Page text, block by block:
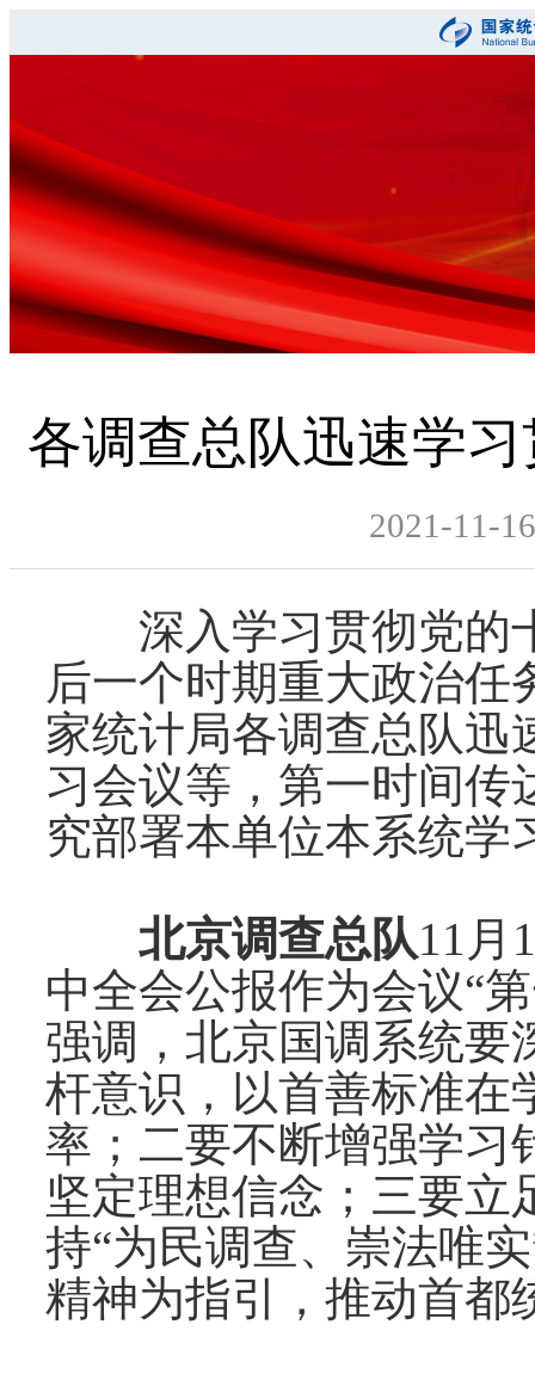
各调查总队迅速学
2021-11-
深入学习贯彻党的十
后一个时期重大政治
家统计局各调查总队迅
习会议等，第一时间传
究部署本单位本系统学
北京调查总队11 月
中全会公报作为会议“
强调，北京国调系统要
杆意识，以首善标准在
率；二要不断增强学习
坚定理想信念；三要立
持“为民调查、崇法唯
精神为指引，推动首都